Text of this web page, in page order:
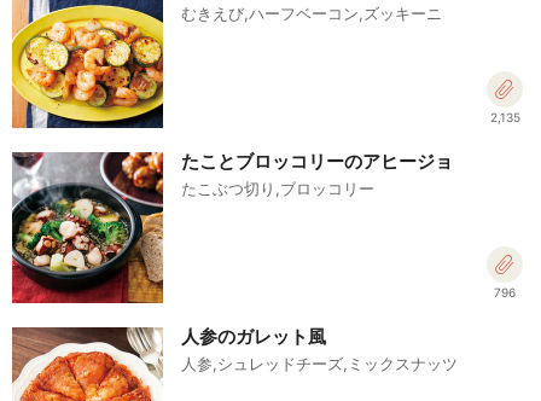
むきえび,ハーフベーコン,ズッキーニ
2,135
たことブロッコリーのアヒージョ
たこぶつ切り,ブロッコリー
796
人参のガレット風
人参,シュレッドチーズ,ミックスナッツ